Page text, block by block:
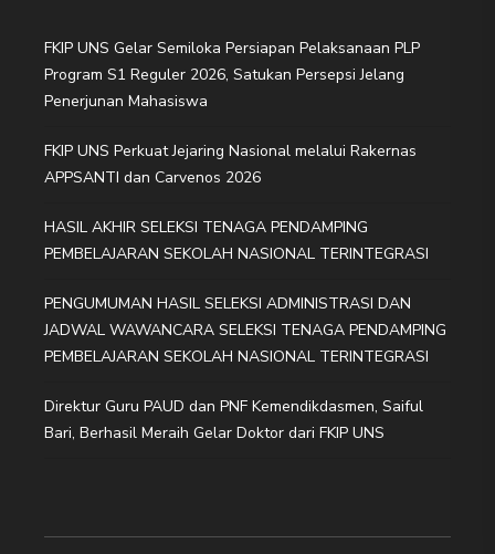
FKIP UNS Gelar Semiloka Persiapan Pelaksanaan PLP
Program S1 Reguler 2026, Satukan Persepsi Jelang
Penerjunan Mahasiswa
FKIP UNS Perkuat Jejaring Nasional melalui Rakernas
APPSANTI dan Carvenos 2026
HASIL AKHIR SELEKSI TENAGA PENDAMPING
PEMBELAJARAN SEKOLAH NASIONAL TERINTEGRASI
PENGUMUMAN HASIL SELEKSI ADMINISTRASI DAN
JADWAL WAWANCARA SELEKSI TENAGA PENDAMPING
PEMBELAJARAN SEKOLAH NASIONAL TERINTEGRASI
Direktur Guru PAUD dan PNF Kemendikdasmen, Saiful
Bari, Berhasil Meraih Gelar Doktor dari FKIP UNS